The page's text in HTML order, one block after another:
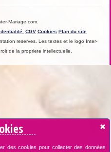
Mariage.com.
CGV Cookies Plan du site
reserves. Les textes et le logo Inter-
de la propriete intellectuelle.
des cookies pour collecter des données